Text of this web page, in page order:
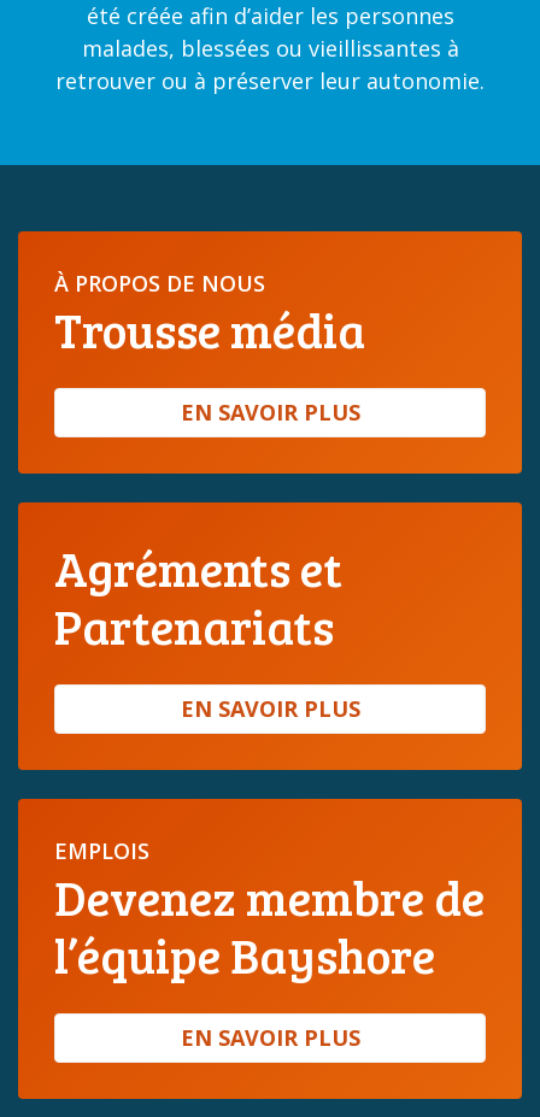
été créée afin d’aider les personnes
malades, blessées ou vieillissantes à
retrouver ou à préserver leur autonomie.
À PROPOS DE NOUS
Trousse média
EN SAVOIR PLUS
Agréments et
Partenariats
EN SAVOIR PLUS
EMPLOIS
Devenez membre de
l’équipe Bayshore
EN SAVOIR PLUS